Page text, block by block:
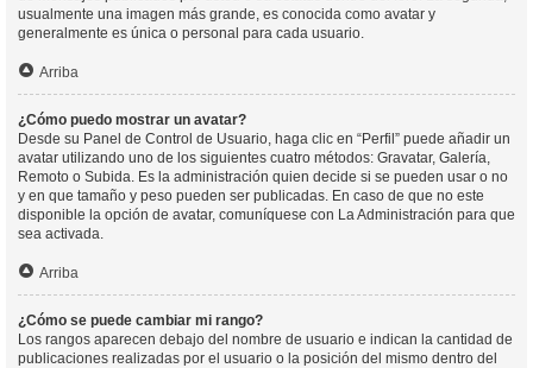
usualmente una imagen más grande, es conocida como avatar y
generalmente es única o personal para cada usuario.
Arriba
¿Cómo puedo mostrar un avatar?
Desde su Panel de Control de Usuario, haga clic en “Perfil” puede añadir un
avatar utilizando uno de los siguientes cuatro métodos: Gravatar, Galería,
Remoto o Subida. Es la administración quien decide si se pueden usar o no
y en que tamaño y peso pueden ser publicadas. En caso de que no este
disponible la opción de avatar, comuníquese con La Administración para que
sea activada.
Arriba
¿Cómo se puede cambiar mi rango?
Los rangos aparecen debajo del nombre de usuario e indican la cantidad de
publicaciones realizadas por el usuario o la posición del mismo dentro del